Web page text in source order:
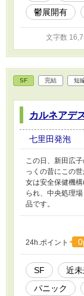
鬱展開有
文字数
SF 完結 短
カルネアデ
七里田発泡
この日、新田広
っくの昔にこの
女は安全保健機
られ、中央処理
品です。
24h.ポイント
SF 近
パニック